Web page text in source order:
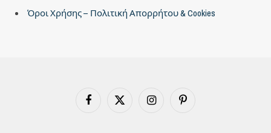
Όροι Χρήσης – Πολιτική Απορρήτου & Cookies
Facebook X
Instagram Pinterest